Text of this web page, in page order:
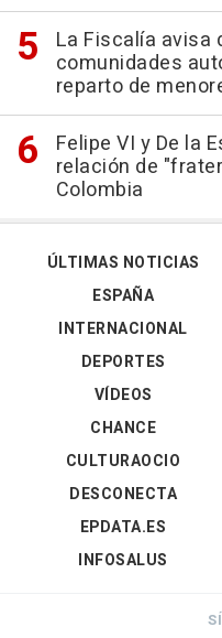
La Fiscalía avisa
comunidades
reparto de
Felipe VI y De la
relación de
Colombia
ÚLTIMAS NOTICIAS
ESPAÑA
INTERNACIONAL
DEPORTES
VÍDEOS
CHANCE
CULTURAOCIO
DESCONECTA
EPDATA.ES
INFOSALUS